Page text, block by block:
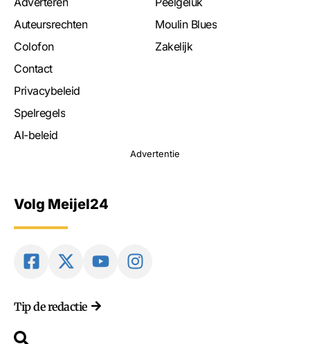
Auteursrechten
Colofon
Contact
Privacybeleid
Spelregels
AI-beleid
Moulin Blues
Zakelijk
Advertentie
Volg Meijel24
Tip de redactie